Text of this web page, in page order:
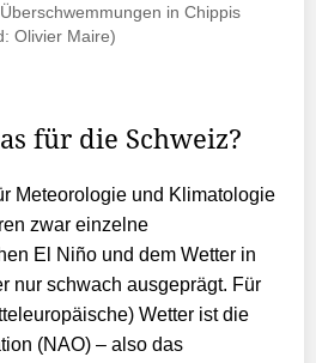
in Chippis
Olivier Maire)
für die Schweiz?
Meteorologie und Klimatologie
zwar einzelne
El Niño und dem Wetter in
nur schwach ausgeprägt. Für
Wetter ist die
(NAO) – also das